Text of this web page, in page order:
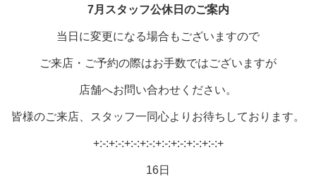
7月スタッフ公休日のご案内
当日に変更になる場合もございますので
ご来店・ご予約の際はお手数ではございますが
店舗へお問い合わせください。
皆様のご来店、スタッフ一同心よりお待ちしております。
+:-:+:-:+:-:+:-:+:-:+:-:+:-:+:-:+
16日